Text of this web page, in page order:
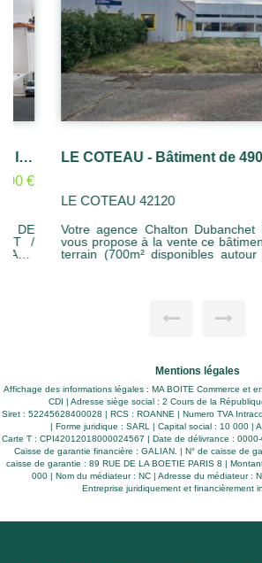
LE COTEAU - Bâtiment de 490 m²
LE COTEAU 42120
Votre agence Chalton Dubanchet MA
vous propose à la vente ce bâtiment 490
terrain (700m² disponibles autour du
Mentions légales
Affichage des informations légales : MA BOITE Commerce et
CDI | Adresse siège social : 2 Cours de la
Siret : 52245628400028 | RCS : ROANNE | Numero TVA
| Forme juridique : SARL | Capital social : 10 000 |
Carte T : CPI42012018000024567 | Date de délivrance :
Caisse de garantie financière : GALIAN. | N° de caisse de
caisse de garantie : 89 RUE DE LA BOETIE PARIS 8 |
000 | Nom du médiateur : NC | Adresse du médiateur :
Entreprise juridiquement et financièrement